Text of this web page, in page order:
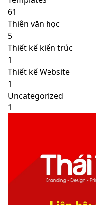
61
Thiên văn học
5
Thiết kế kiến trúc
1
Thiết kế Website
1
Uncategorized
1